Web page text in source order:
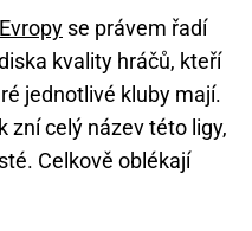
Evropy se právem řadí
kvality hráčů, kteří
jednotlivé kluby mají.
zní celý název této ligy,
Celkově oblékají